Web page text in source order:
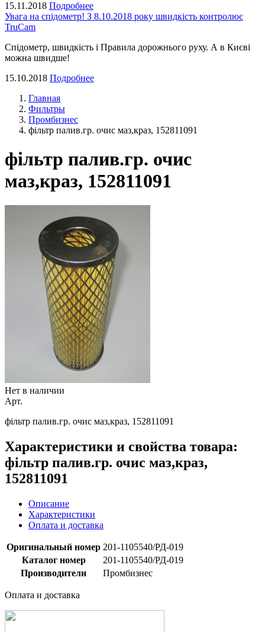
15.11.2018 Подробнее
Увага на спідометр! З 8.10.2018 року швидкість контролює
TruCam
Спідометр, швидкість і Правила дорожнього руху. А в Києві
можна швидше!
15.10.2018 Подробнее
Главная
Фильтры
Промбизнес
фільтр палив.гр. очис маз,краз, 152811091
фільтр палив.гр. очис
маз,краз, 152811091
Нет в наличии
Арт.
фільтр палив.гр. очис маз,краз, 152811091
Характеристики и свойства товара:
фільтр палив.гр. очис маз,краз,
152811091
Описание
Характеристики
Оплата и доставка
Оригинальный номер 201-1105540/РД-019
Каталог номер
201-1105540/РД-019
Производители
Промбизнес
Оплата и доставка